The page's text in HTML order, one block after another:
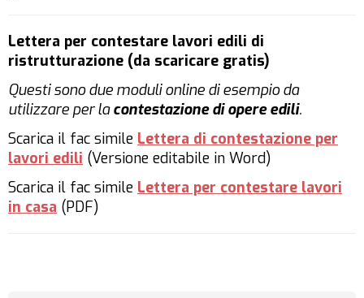
Lettera per contestare lavori edili di
ristrutturazione (da scaricare gratis)
Questi sono due moduli online di esempio da
utilizzare per lacontestazione di opere edili.
Scarica il fac simile Lettera di contestazione per
lavori edili (Versione editabile in Word)
Scarica il fac simile Lettera per contestare lavori
in casa (PDF)